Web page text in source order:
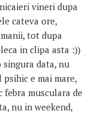
vineri dupa
cateva ore,
tot dupa
in clipa asta :))
singura data, nu
e mai mare,
febra musculara de
nu in weekend,